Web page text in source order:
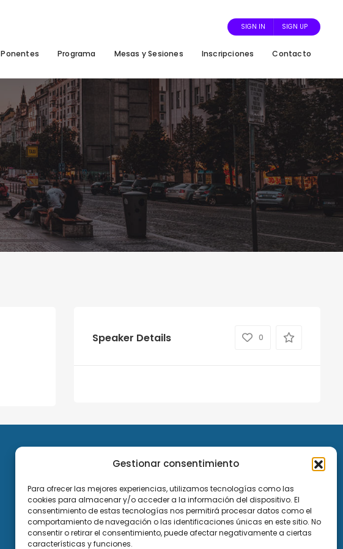
Gestionar consentimiento
Para ofrecer las mejores experiencias, utilizamos tecnologías como las
cookies para almacenar y/o acceder a la información del dispositivo. El
consentimiento de estas tecnologías nos permitirá procesar datos como el
comportamiento de navegación o las identificaciones únicas en este sitio. No
consentir o retirar el consentimiento, puede afectar negativamente a ciertas
características y funciones.
SIGN IN SIGN UP
Ponentes Programa Mesas y Sesiones Inscripciones Contacto
Speaker Details 0